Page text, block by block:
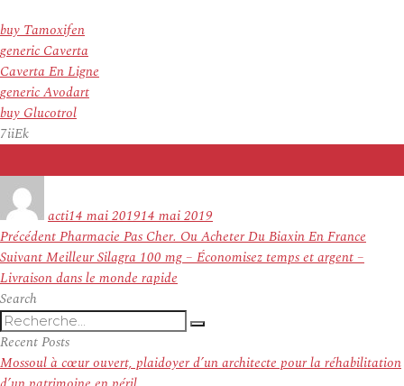
buy Tamoxifen
generic Caverta
Caverta En Ligne
generic Avodart
buy Glucotrol
7iiEk
actile
14 mai 201914 mai 2019
Navigation
de
l’article
PrécédentArticle
précédent :
Pharmacie Pas Cher. Ou Acheter Du Biaxin En France
SuivantArticle
suivant :
Meilleur Silagra 100 mg – Économisez temps et argent –
Livraison dans le monde rapide
Search
Recherche
pour
:
Recherche
Recent Posts
Mossoul à cœur ouvert, plaidoyer d’un architecte pour la réhabilitation